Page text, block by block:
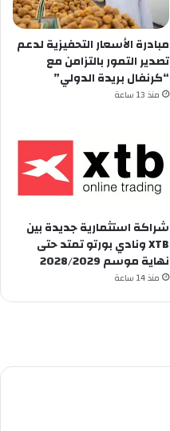
مبادرة الأسعار التحفيزية لدعم
تصدير التمور بالتزامن مع
“كرنفال بريدة الدولي”
منذ 13 ساعة
شراكة استثمارية جديدة بين
XTB ونادي بورتو تمتد حتى
نهاية موسم 2028/2029
منذ 14 ساعة